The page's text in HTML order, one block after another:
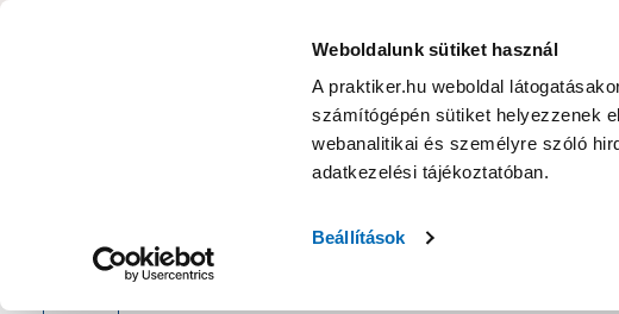
Weboldalunk sütiket használ
A praktiker.hu weboldal
számítógépén sütiket helyezzenek
webanalitikai és személyre szóló
adatkezelési tájékoztatóban.
Beállítások
KATEGÓRIÁK
Nyereményjáték Praktiker